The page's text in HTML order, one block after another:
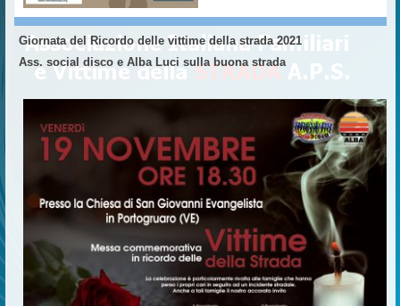
Giornata del Ricordo delle vittime della strada 2021
Ass. social disco e Alba Luci sulla buona strada